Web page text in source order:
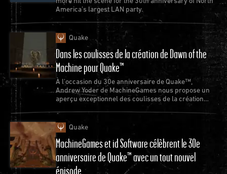
America’s largest LAN party.
Quake
Dans les coulisses de la création de Dawn of the
Machine pour Quake™
À l'occasion du 30e anniversaire de Quake™,
Andrew Yoder de MachineGames nous propose un
aperçu exceptionnel des coulisses de la création
Quake
MachineGames et id Software célèbrent le 30e
anniversaire de Quake™ avec un tout nouvel
épisode